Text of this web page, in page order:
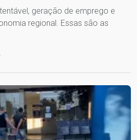
geração de emprego e
regional. Essas são as